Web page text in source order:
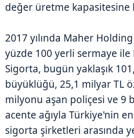
değer üretme kapasitesine
2017 yılında Maher
yüzde 100 yerli sermaye
Sigorta, bugün yaklaşık
büyüklüğü, 25,1 milyar TL
milyonu aşan poliçesi ve 9
acente ağıyla Türkiye'nin
sigorta şirketleri arasında